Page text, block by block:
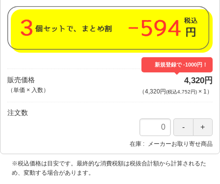
販売価格
（単価 × 入数）
新規登録で -1000円！
4,320円
（4,320円(税込4,752円)× 1 ）
注文数
在庫 メーカーお取り寄せ商品
※税込価格は目安です。最終的な消費税額は税抜合計額から計算されるた
め、変動する場合があります。